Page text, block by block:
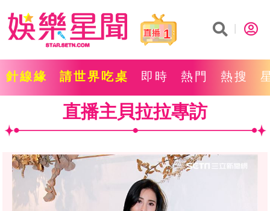
1
針線緣 請世界吃桌 即時 熱門 熱搜
直播主貝拉拉專訪